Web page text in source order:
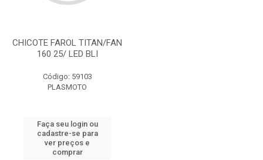
CHICOTE FAROL TITAN/FAN
160 25/ LED BLI
Código: 59103
PLASMOTO
Faça seu login ou
cadastre-se para
ver preços e
comprar